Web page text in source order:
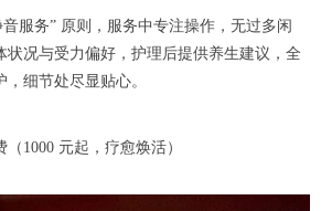
务” 原则，服务中专注操作，无过多闲
状况与受力偏好，护理后提供养生建议，全
细节处尽显贴心。
元起，疗愈焕活）